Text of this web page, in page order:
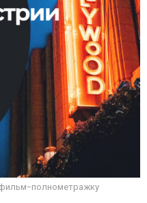
полнометражку